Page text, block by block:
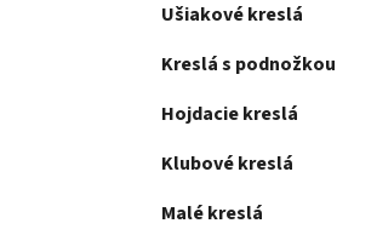
Ušiakové kreslá
Kreslá s podnožkou
Hojdacie kreslá
Klubové kreslá
Malé kreslá